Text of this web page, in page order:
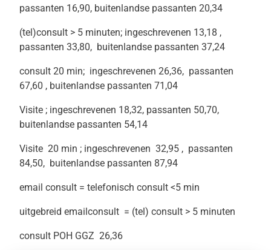
passanten 16,90, buitenlandse passanten 20,34
(tel)consult > 5 minuten; ingeschrevenen 13,18 ,
passanten 33,80, buitenlandse passanten 37,24
consult 20 min; ingeschrevenen 26,36, passanten
67,60 , buitenlandse passanten 71,04
Visite ; ingeschrevenen 18,32, passanten 50,70,
buitenlandse passanten 54,14
Visite 20 min ; ingeschrevenen 32,95 , passanten
84,50, buitenlandse passanten 87,94
email consult = telefonisch consult <5 min
uitgebreid emailconsult = (tel) consult > 5 minuten
consult POH GGZ 26,36